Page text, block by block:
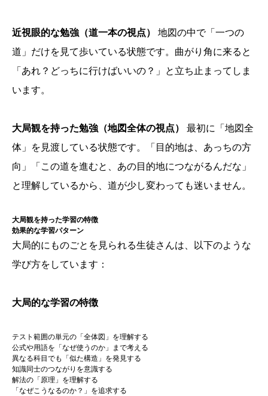
近視眼的な勉強（道一本の視点）
地図の中で「一つの
道」だけを見て歩いている状態です。曲がり角に来ると
「あれ？どっちに行けばいいの？」と立ち止まってしま
います。
大局観を持った勉強（地図全体の視点）
最初に「地図全
体」を見渡している状態です。「目的地は、あっちの方
向」「この道を進むと、あの目的地につながるんだな」
と理解しているから、道が少し変わっても迷いません。
大局観を持った学習の特徴
効果的な学習パターン
大局的にものごとを見られる生徒さんは、以下のような
学び方をしています：
大局的な学習の特徴
テスト範囲の単元の「全体図」を理解する
公式や用語を「なぜ使うのか」まで考える
異なる科目でも「似た構造」を発見する
知識同士のつながりを意識する
解法の「原理」を理解する
「なぜこうなるのか？」を追求する